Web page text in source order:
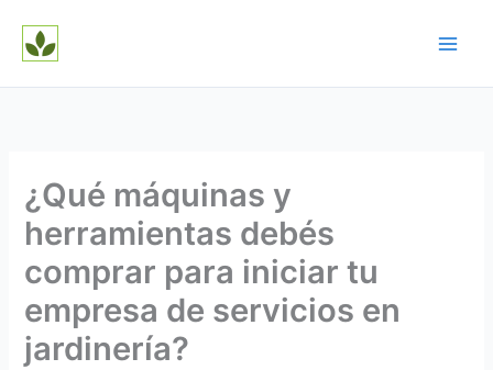
contenido
¿Qué máquinas y
herramientas debés
comprar para iniciar tu
empresa de servicios en
jardinería?